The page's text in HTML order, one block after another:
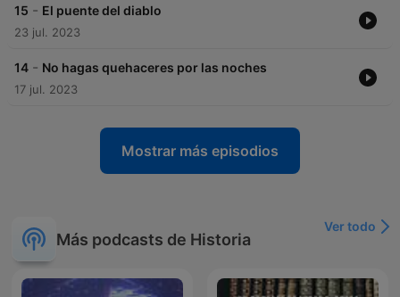
15 - El puente del diablo
23 jul. 2023
14 - No hagas quehaceres por las noches
17 jul. 2023
Mostrar más episodios
Más podcasts de Historia
Ver todo